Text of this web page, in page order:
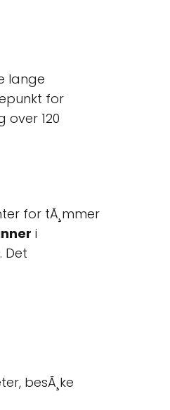
lange
for
120
for tÃ¸mmer
i
Det
besÃ¸ke